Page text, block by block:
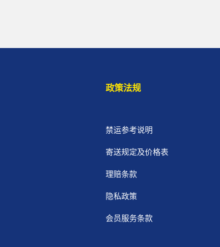
政策法规
禁运参考说明
寄送规定及价格表
理赔条款
隐私政策
会员服务条款